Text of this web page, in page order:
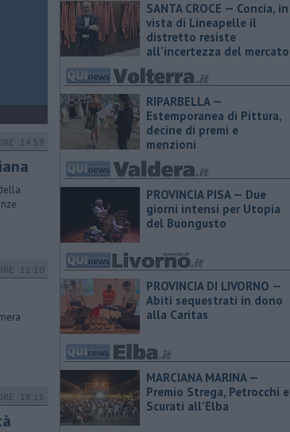
14:59
12:10
18:15
SANTA CROCE — Concia, in
vista di Lineapelle il
distretto resiste
all'incertezza del mercato
RIPARBELLA —
Estemporanea di Pittura,
decine di premi e
menzioni
PROVINCIA PISA — Due
giorni intensi per Utopia
del Buongusto
PROVINCIA DI LIVORNO —
Abiti sequestrati in dono
alla Caritas
MARCIANA MARINA —
Premio Strega, Petrocchi e
Scurati all'Elba